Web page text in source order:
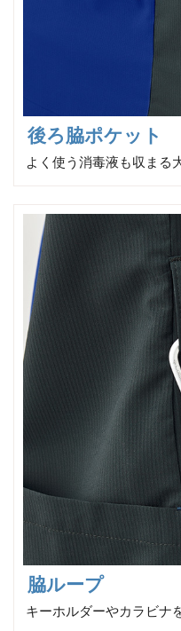
後ろ脇ポケット
よく使う消毒液も収まる
脇ループ
キーホルダーやカラビナ